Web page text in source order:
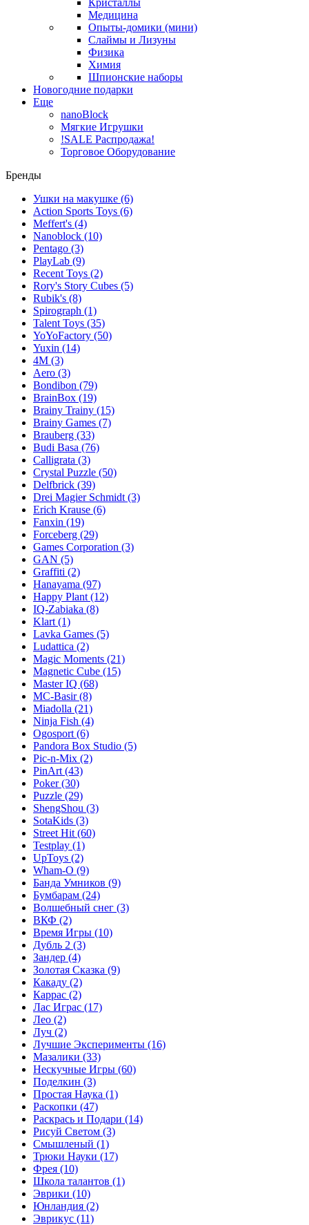
Кристаллы
Медицина
Опыты-домики (мини)
Слаймы и Лизуны
Физика
Химия
Шпионские наборы
Новогодние подарки
Еще
nanoBlock
Мягкие Игрушки
!SALE Распродажа!
Торговое Оборудование
Бренды
Ушки на макушке (6)
Action Sports Toys (6)
Meffert's (4)
Nanoblock (10)
Pentago (3)
PlayLab (9)
Recent Toys (2)
Rory's Story Cubes (5)
Rubik's (8)
Spirograph (1)
Talent Toys (35)
YoYoFactory (50)
Yuxin (14)
4M (3)
Aero (3)
Bondibon (79)
BrainBox (19)
Brainy Trainy (15)
Brainy Games (7)
Brauberg (33)
Budi Basa (76)
Calligrata (3)
Crystal Puzzle (50)
Delfbrick (39)
Drei Magier Schmidt (3)
Erich Krause (6)
Fanxin (19)
Forceberg (29)
Games Corporation (3)
GAN (5)
Graffiti (2)
Hanayama (97)
Happy Plant (12)
IQ-Zabiaka (8)
Klart (1)
Lavka Games (5)
Ludattica (2)
Magic Moments (21)
Magnetic Cube (15)
Master IQ (68)
MC-Basir(8)
Miadolla (21)
Ninja Fish (4)
Ogosport (6)
Pandora Box Studio (5)
Pic-n-Mix (2)
PinArt (43)
Poker(30)
Puzzle (29)
ShengShou (3)
SotaKids (3)
Street Hit (60)
Testplay (1)
UpToys (2)
Wham-O (9)
Банда Умников (9)
Бумбарам (24)
Волшебный снег (3)
ВКФ (2)
Время Игры (10)
Дубль 2 (3)
Зандер (4)
Золотая Сказка (9)
Какаду (2)
Каррас (2)
Лас Играс (17)
Лео (2)
Луч (2)
Лучшие Эксперименты (16)
Мазалики (33)
Нескучные Игры (60)
Поделкин (3)
Простая Наука (1)
Раскопки (47)
Раскрась и Подари (14)
Рисуй Светом (3)
Смышленый (1)
Трюки Науки (17)
Фрея (10)
Школа талантов (1)
Эврики (10)
Юнландия (2)
Эврикус (11)